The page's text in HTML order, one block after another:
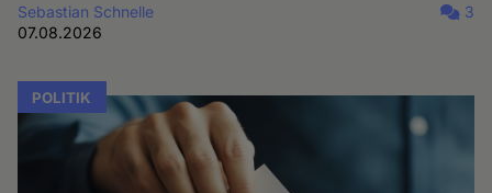
Sebastian Schnelle
07.08.2026
3
POLITIK